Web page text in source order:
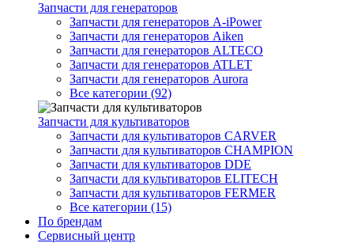
Запчасти для генераторов
Запчасти для генераторов A-iPower
Запчасти для генераторов Aiken
Запчасти для генераторов ALTECO
Запчасти для генераторов ATLET
Запчасти для генераторов Aurora
Все категории (92)
Запчасти для культиваторов
Запчасти для культиваторов CARVER
Запчасти для культиваторов CHAMPION
Запчасти для культиваторов DDE
Запчасти для культиваторов ELITECH
Запчасти для культиваторов FERMER
Все категории (15)
По брендам
Сервисный центр